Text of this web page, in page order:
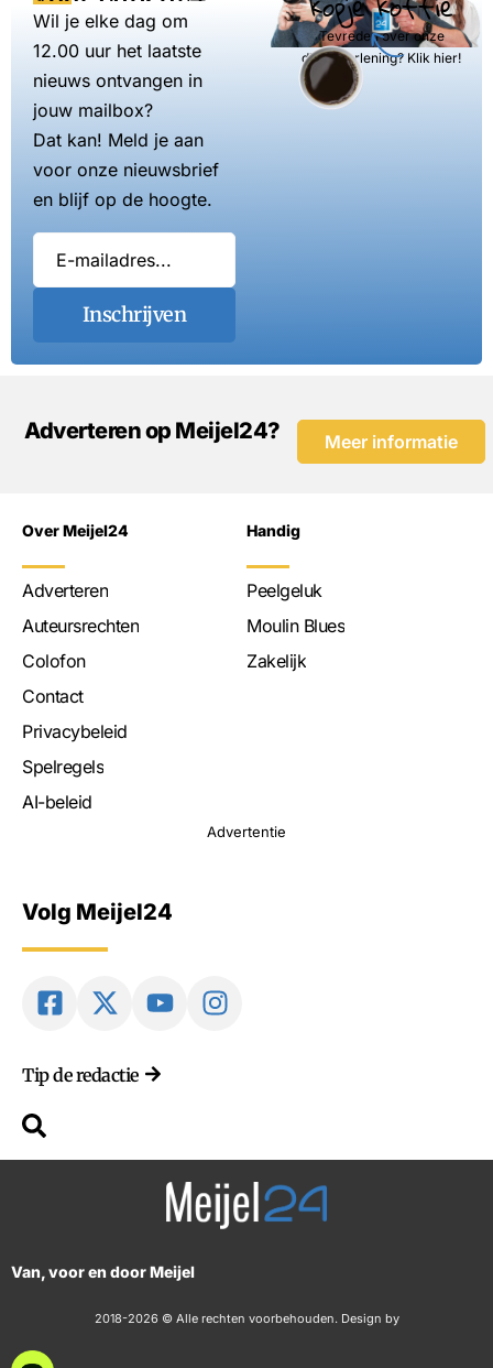
Wil je elke dag om
12.00 uur het laatste
nieuws ontvangen in
jouw mailbox?
Dat kan! Meld je aan
voor onze nieuwsbrief
en blijf op de hoogte.
Inschrijven
Tevreden over onze
dienstverlening? Klik hier!
Adverteren op Meijel24? Meer informatie
Over Meijel24
Adverteren
Auteursrechten
Colofon
Contact
Privacybeleid
Spelregels
AI-beleid
Handig
Peelgeluk
Moulin Blues
Zakelijk
Advertentie
Volg Meijel24
Tip de redactie
Van, voor en door Meijel
2018-2026 © Alle rechten voorbehouden. Design by